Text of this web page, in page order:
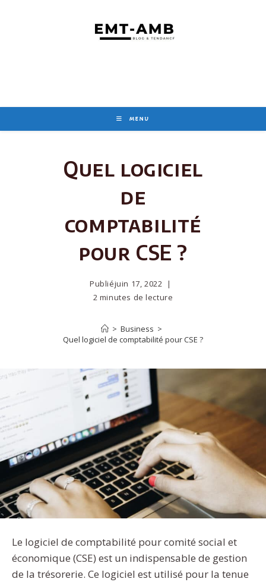
MENU
Quel logiciel
de
comptabilité
pour CSE ?
Publiéjuin 17, 2022
2 minutes de lecture
> Business >
Quel logiciel de comptabilité pour CSE ?
Le logiciel de comptabilité pour comité social et
économique (CSE) est un indispensable de gestion
de la trésorerie. Ce logiciel est utilisé pour la tenue